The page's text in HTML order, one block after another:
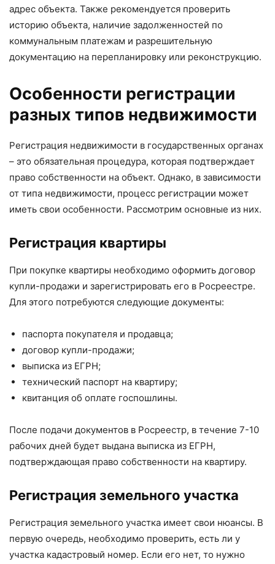
адрес объекта. Также рекомендуется проверить
историю объекта, наличие задолженностей по
коммунальным платежам и разрешительную
документацию на перепланировку или реконструкцию.
Особенности регистрации
разных типов недвижимости
Регистрация недвижимости в государственных органах
– это обязательная процедура, которая подтверждает
право собственности на объект. Однако, в зависимости
от типа недвижимости, процесс регистрации может
иметь свои особенности. Рассмотрим основные из них.
Регистрация квартиры
При покупке квартиры необходимо оформить договор
купли-продажи и зарегистрировать его в Росреестре.
Для этого потребуются следующие документы:
паспорта покупателя и продавца;
договор купли-продажи;
выписка из ЕГРН;
технический паспорт на квартиру;
квитанция об оплате госпошлины.
После подачи документов в Росреестр, в течение 7-10
рабочих дней будет выдана выписка из ЕГРН,
подтверждающая право собственности на квартиру.
Регистрация земельного участка
Регистрация земельного участка имеет свои нюансы. В
первую очередь, необходимо проверить, есть ли у
участка кадастровый номер. Если его нет, то нужно